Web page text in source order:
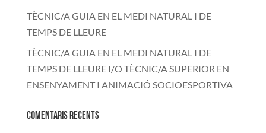
TÈCNIC/A GUIA EN EL MEDI NATURAL I DE
TEMPS DE LLEURE
TÈCNIC/A GUIA EN EL MEDI NATURAL I DE
TEMPS DE LLEURE I/O TÈCNIC/A SUPERIOR EN
ENSENYAMENT I ANIMACIÓ SOCIOESPORTIVA
Comentaris recents